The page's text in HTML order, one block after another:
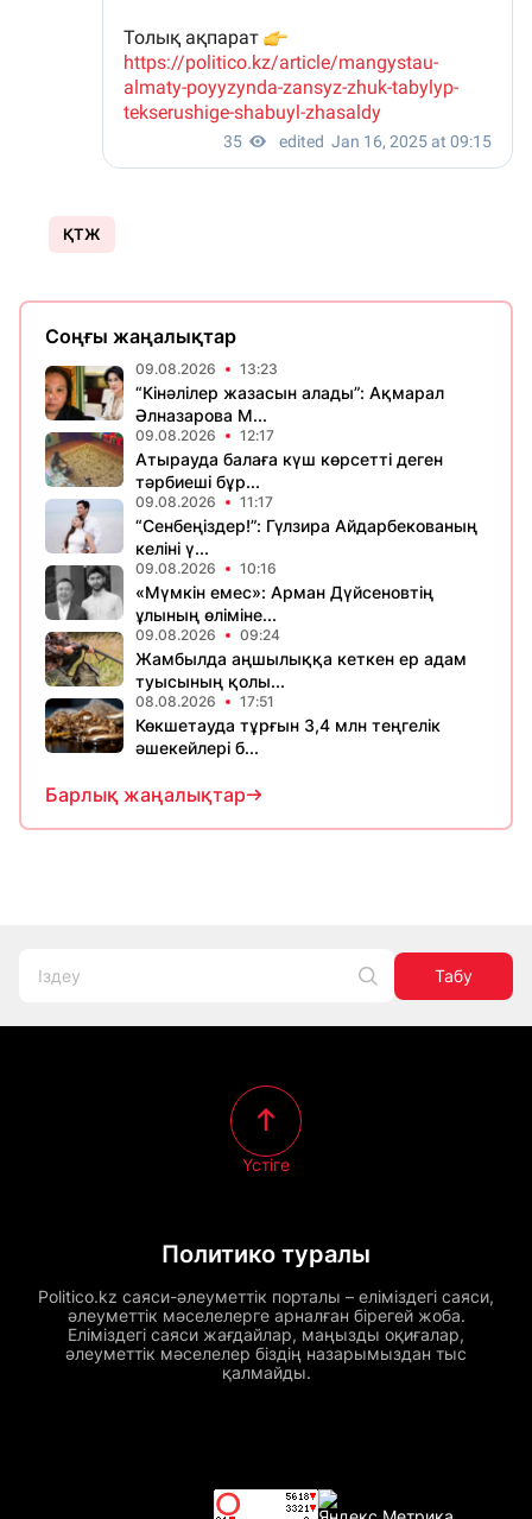
ҚТЖ
Соңғы жаңалықтар
09.08.2026 13:23
“Кінәлілер жазасын алады”: Ақмарал
Әлназарова М...
09.08.2026 12:17
Атырауда балаға күш көрсетті деген
тәрбиеші бұр...
09.08.2026 11:17
“Сенбеңіздер!”: Гүлзира Айдарбекованың
келіні ү...
09.08.2026 10:16
«Мүмкін емес»: Арман Дүйсеновтің
ұлының өліміне...
09.08.2026 09:24
Жамбылда аңшылыққа кеткен ер адам
туысының қолы...
08.08.2026 17:51
Көкшетауда тұрғын 3,4 млн теңгелік
әшекейлері б...
Барлық жаңалықтар
Табу
Политико туралы
Politico.kz саяси-әлеуметтік порталы – еліміздегі саяси,
әлеуметтік мәселелерге арналған бірегей жоба.
Еліміздегі саяси жағдайлар, маңызды оқиғалар,
әлеуметтік мәселелер біздің назарымыздан тыс
қалмайды.
Үстіге